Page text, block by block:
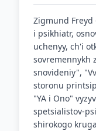
Zigmund Freyd
i psikhiatr,
uchenyy, ch'i
sovremennykh
snovideniy",
storonu
"YA i Ono"
spetsialistov-
shirokogo